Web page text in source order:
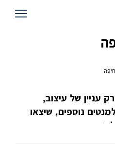
עניין של עיצוב,
נוספים, שיצאו
ייחודים, אחד